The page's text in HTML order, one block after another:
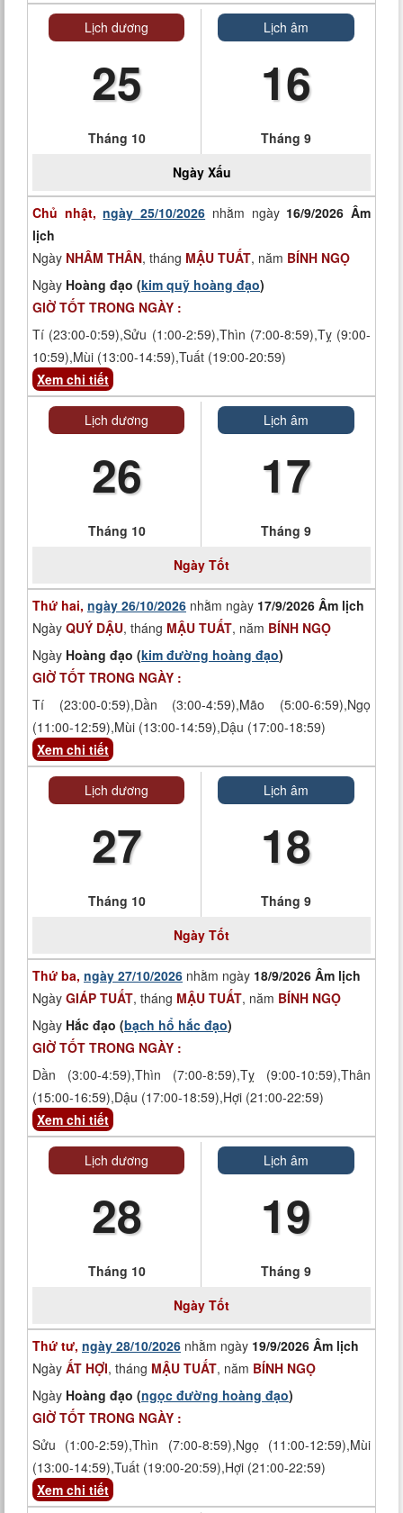
Lịch dương
25
Tháng 10
Lịch âm
16
Tháng 9
Ngày Xấu
Chủ nhật,ngày 25/10/2026 nhằm ngày 16/9/2026 Âm
lịch
Ngày NHÂM THÂN, tháng MẬU TUẤT, năm BÍNH NGỌ
Ngày Hoàng đạo (kim quỹ hoàng đạo)
GIỜ TỐT TRONG NGÀY :
Tí (23:00-0:59),Sửu (1:00-2:59),Thìn (7:00-8:59),Tỵ (9:00-
10:59),Mùi (13:00-14:59),Tuất (19:00-20:59)
Xem chi tiết
Lịch dương
26
Tháng 10
Lịch âm
17
Tháng 9
Ngày Tốt
Thứ hai, ngày 26/10/2026 nhằm ngày 17/9/2026 Âm lịch
Ngày QUÝ DẬU, tháng MẬU TUẤT, năm BÍNH NGỌ
Ngày Hoàng đạo (kim đường hoàng đạo)
GIỜ TỐT TRONG NGÀY :
Tí (23:00-0:59),Dần (3:00-4:59),Mão (5:00-6:59),Ngọ
(11:00-12:59),Mùi (13:00-14:59),Dậu (17:00-18:59)
Xem chi tiết
Lịch dương
27
Tháng 10
Lịch âm
18
Tháng 9
Ngày Tốt
Thứ ba, ngày 27/10/2026 nhằm ngày 18/9/2026 Âm lịch
Ngày GIÁP TUẤT, tháng MẬU TUẤT, năm BÍNH NGỌ
Ngày Hắc đạo (bạch hổ hắc đạo)
GIỜ TỐT TRONG NGÀY :
Dần (3:00-4:59),Thìn (7:00-8:59),Tỵ (9:00-10:59),Thân
(15:00-16:59),Dậu (17:00-18:59),Hợi (21:00-22:59)
Xem chi tiết
Lịch dương
28
Tháng 10
Lịch âm
19
Tháng 9
Ngày Tốt
Thứ tư, ngày 28/10/2026 nhằm ngày 19/9/2026 Âm lịch
Ngày ẤT HỢI, tháng MẬU TUẤT, năm BÍNH NGỌ
Ngày Hoàng đạo (ngọc đường hoàng đạo)
GIỜ TỐT TRONG NGÀY :
Sửu (1:00-2:59),Thìn (7:00-8:59),Ngọ (11:00-12:59),Mùi
(13:00-14:59),Tuất (19:00-20:59),Hợi (21:00-22:59)
Xem chi tiết